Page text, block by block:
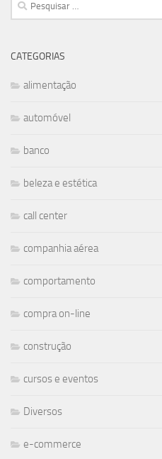
por:
CATEGORIAS
alimentação
automóvel
banco
beleza e estética
call center
companhia aérea
comportamento
compra on-line
construção
cursos e eventos
Diversos
e-commerce